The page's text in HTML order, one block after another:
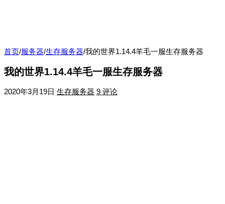
首页/服务器/生存服务器/我的世界1.14.4羊毛一服生存服务器
我的世界1.14.4羊毛一服生存服务器
2020年3月19日 生存服务器 9 评论